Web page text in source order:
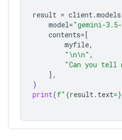
result = client.models
model="gemini-
contents=[
myfile,
" \n\n" ,
"Can you tell
],
)
print(f" {result. text=}